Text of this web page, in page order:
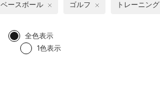
全色表示
1色表示
ベースボール ゴルフ トレーニング